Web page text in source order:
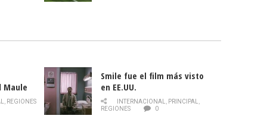
Maule
de la
, REGIONES
Smile fue el film más visto
en EE.UU.
INTERNACIONAL, PRINCIPAL,
REGIONES
0